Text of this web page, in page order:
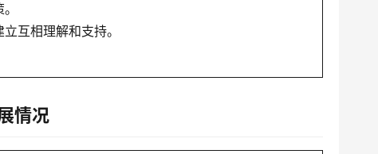
互相理解和支持。
情况